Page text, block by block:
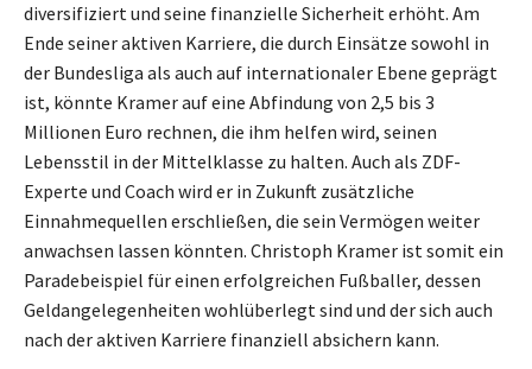
diversifiziert und seine finanzielle Sicherheit erhöht. Am
Ende seiner aktiven Karriere, die durch Einsätze sowohl in
der Bundesliga als auch auf internationaler Ebene geprägt
ist, könnte Kramer auf eine Abfindung von 2,5 bis 3
Millionen Euro rechnen, die ihm helfen wird, seinen
Lebensstil in der Mittelklasse zu halten. Auch als ZDF-
Experte und Coach wird er in Zukunft zusätzliche
Einnahmequellen erschließen, die sein Vermögen weiter
anwachsen lassen könnten. Christoph Kramer ist somit ein
Paradebeispiel für einen erfolgreichen Fußballer, dessen
Geldangelegenheiten wohlüberlegt sind und der sich auch
nach der aktiven Karriere finanziell absichern kann.